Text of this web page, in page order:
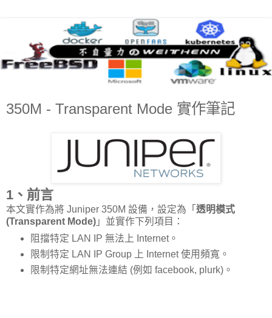
350M - Transparent Mode 實作筆記
1、前言
本文實作為將 Juniper 350M 設備，設定為「 透明模式
(Transparent Mode) 」並實作下列項目：
阻擋特定 LAN IP 無法上 Internet。
限制特定 LAN IP Group 上 Internet 使用頻寬。
限制特定網址無法連結 (例如 facebook, plurk)。